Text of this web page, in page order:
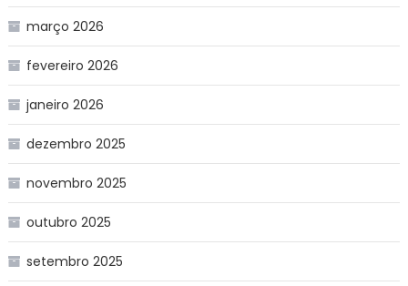
março 2026
fevereiro 2026
janeiro 2026
dezembro 2025
novembro 2025
outubro 2025
setembro 2025